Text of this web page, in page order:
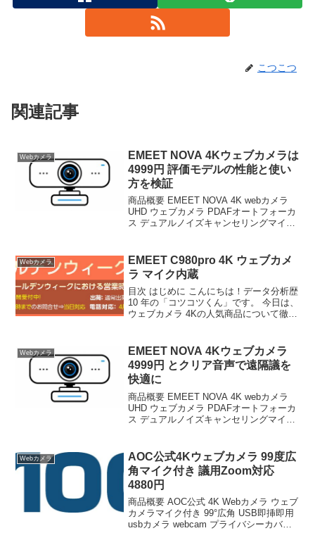
こつこつ
関連記事
Webカメラ
EMEET NOVA 4Kウェブカメラは
4999円 評価モデルの性能と使い
方を検証
商品概要 EMEET NOVA 4K webカメラ
UHD ウェブカメラ PDAFオートフォーカ
ス デュアルノイズキャンセリングマイク
ライブストリーミ...
Webカメラ
EMEET C980pro 4K ウェブカメ
ラ マイク内蔵
目次 はじめに こんにちは！データ分析歴
10 年の「コツコツくん」です。 今日は、
ウェブカメラ 4Kの人気商品について徹底
くない」という方、必見です！ この記事
で...
Webカメラ
EMEET NOVA 4Kウェブカメラ
4999円 とクリア音声で遠隔議を
快適に
商品概要 EMEET NOVA 4K webカメラ
UHD ウェブカメラ PDAFオートフォーカ
ス デュアルノイズキャンセリングマイク
ライブストリーミ...
Webカメラ
AOC公式4Kウェブカメラ 99度広
角マイク付き 議用Zoom対応
4880円
商品概要 AOC公式 4K Webカメラ ウェブ
カメラマイク付き 99°広角 USB即挿即用
usbカメラ webcam プライバシーカバー